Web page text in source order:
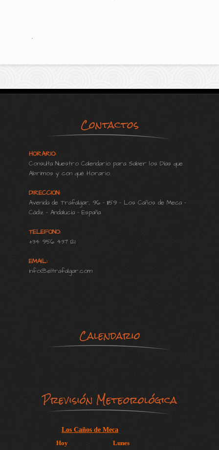
.
Contactos
HORARIO:
Consulta Nuestro Calendario para Saber los Días que
Abrimos y con qué Horario.
DIRECCION:
Avenida de Trafalgar, 96 - 11159 - Los Caños de Meca -
Cádiz - Andalucía - España
TELEFONO:
+34 956 437 121
EMAIL:
info@eltrafalgar.com
Calendario
Previsión Meteorológica
Los Caños de Meca